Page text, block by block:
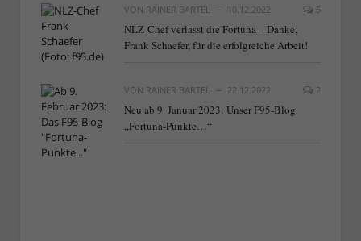
VON RAINER BARTEL 10.12.2022 5
NLZ-Chef verlässt die Fortuna – Danke,
Frank Schaefer, für die erfolgreiche Arbeit!
VON RAINER BARTEL 22.12.2022 2
Neu ab 9. Januar 2023: Unser F95-Blog
„Fortuna-Punkte…“